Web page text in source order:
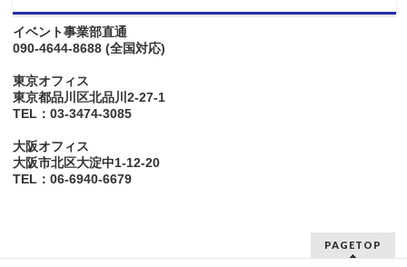
イベント事業部直通
090-4644-8688 (全国対応)
東京オフィス
東京都品川区北品川2-27-1
TEL：03-3474-3085
大阪オフィス
大阪市北区大淀中1-12-20
TEL：06-6940-6679
PAGETOP